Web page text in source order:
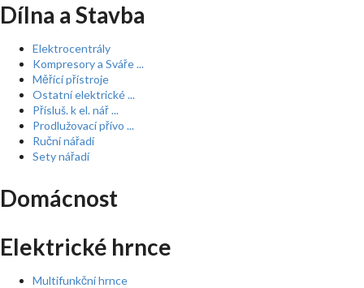
Dílna a Stavba
Elektrocentrály
Kompresory a Sváře ...
Měřící přístroje
Ostatní elektrické ...
Přísluš. k el. nář ...
Prodlužovací přívo ...
Ruční nářadí
Sety nářadí
Domácnost
Elektrické hrnce
Multifunkční hrnce